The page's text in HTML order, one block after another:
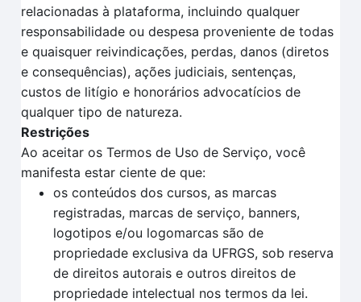
relacionadas à plataforma, incluindo qualquer
responsabilidade ou despesa proveniente de todas
e quaisquer reivindicações, perdas, danos (diretos
e consequências), ações judiciais, sentenças,
custos de litígio e honorários advocatícios de
qualquer tipo de natureza.
Restrições
Ao aceitar os Termos de Uso de Serviço, você
manifesta estar ciente de que:
os conteúdos dos cursos, as marcas
registradas, marcas de serviço, banners,
logotipos e/ou logomarcas são de
propriedade exclusiva da UFRGS, sob reserva
de direitos autorais e outros direitos de
propriedade intelectual nos termos da lei.